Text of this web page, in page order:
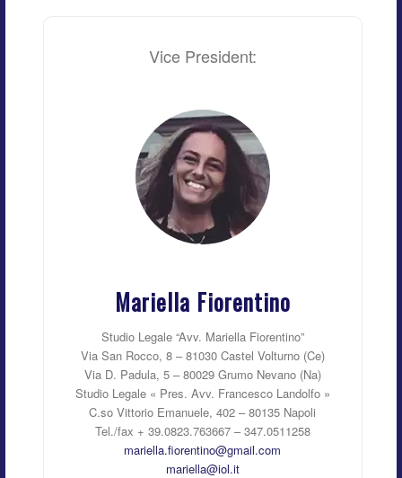
Vice President:
Mariella Fiorentino
Studio Legale “Avv. Mariella Fiorentino”
Via San Rocco, 8 – 81030 Castel Volturno (Ce)
Via D. Padula, 5 – 80029 Grumo Nevano (Na)
Studio Legale « Pres. Avv. Francesco Landolfo »
C.so Vittorio Emanuele, 402 – 80135 Napoli
Tel./fax + 39.0823.763667 – 347.0511258
mariella.fiorentino@gmail.com
mariella@iol.it